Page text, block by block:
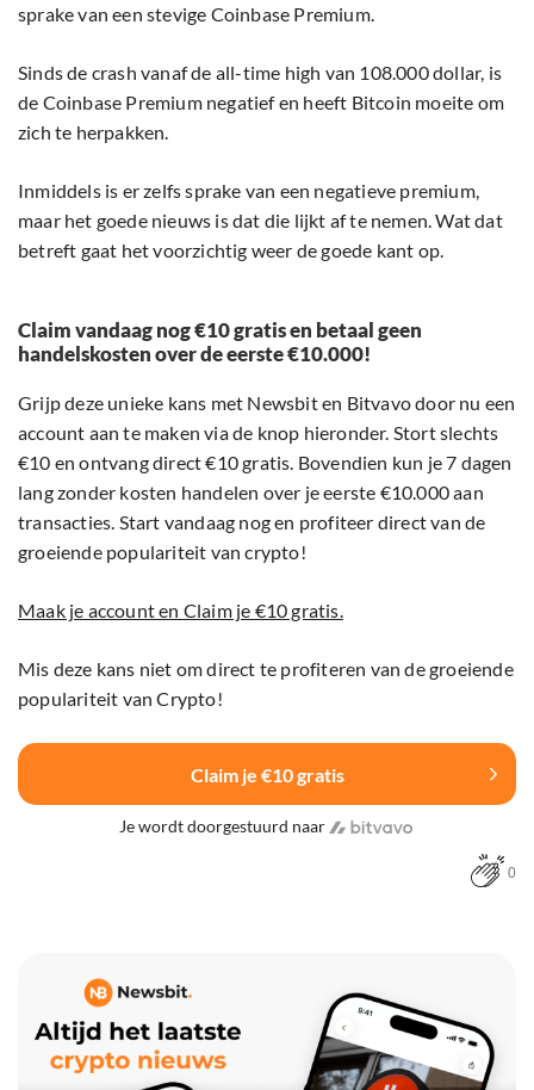
sprake van een stevige Coinbase Premium.
Sinds de crash vanaf de all-time high van 108.000 dollar, is
de Coinbase Premium negatief en heeft Bitcoin moeite om
zich te herpakken.
Inmiddels is er zelfs sprake van een negatieve premium,
maar het goede nieuws is dat die lijkt af te nemen. Wat dat
betreft gaat het voorzichtig weer de goede kant op.
Claim vandaag nog €10 gratis en betaal geen
handelskosten over de eerste €10.000!
Grijp deze unieke kans met Newsbit en Bitvavo door nu een
account aan te maken via de knop hieronder. Stort slechts
€10 en ontvang direct €10 gratis. Bovendien kun je 7 dagen
lang zonder kosten handelen over je eerste €10.000 aan
transacties. Start vandaag nog en profiteer direct van de
groeiende populariteit van crypto!
Maak je account en Claim je €10 gratis.
Mis deze kans niet om direct te profiteren van de groeiende
populariteit van Crypto!
Claim je €10 gratis
Je wordt doorgestuurd naar
0